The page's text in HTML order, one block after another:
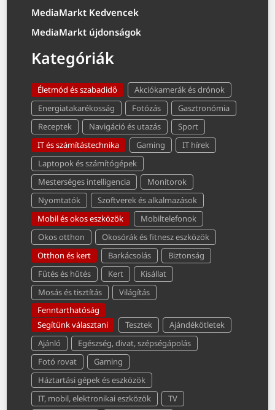
MediaMarkt Kedvencek
MediaMarkt újdonságok
Kategóriák
Életmód és szabadidő
Akciókamerák és drónok
Energiatakarékosság
Fotózás
Gasztronómia
Receptek
Navigáció és utazás
Sport
IT és számítástechnika
Gaming
IT hírek
Laptopok és számítógépek
Mesterséges intelligencia
Monitorok
Nyomtatók
Szoftverek és alkalmazások
Mobil és okos eszközök
Mobiltelefonok
Okos otthon
Okosórák és fitnesz eszközök
Otthon és kert
Barkácsolás
Biztonság
Fűtés és hűtés
Kert
Kisállat
Mosás és tisztítás
Világítás
Fenntarthatóság
Segítünk választani
Tesztek
Ajándékötletek
Ajánló
Egészség, divat, szépségápolás
Fotó rovat
Gaming
Háztartási gépek és eszközök
IT, mobil, elektronikai eszközök
TV